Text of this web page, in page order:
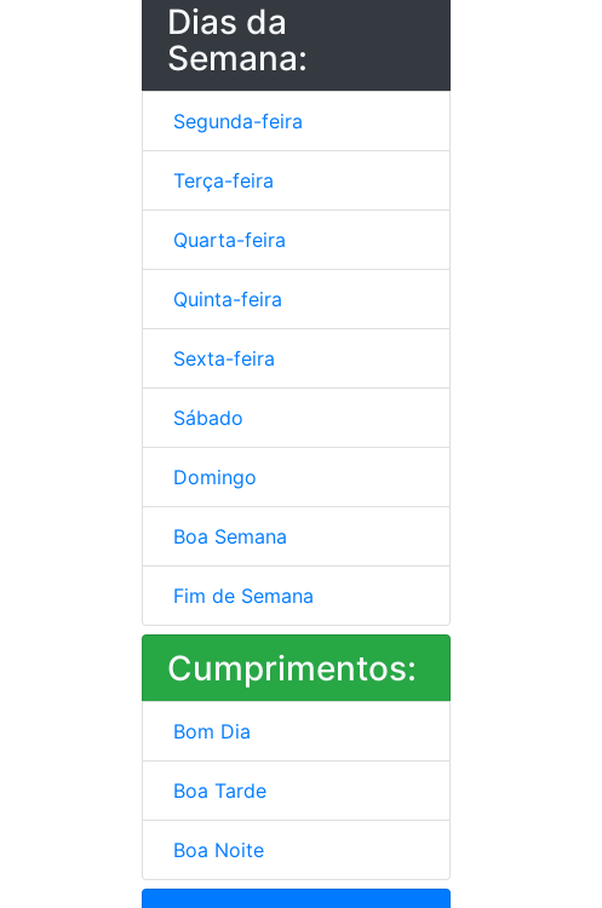
Dias da
Semana:
Segunda-feira
Terça-feira
Quarta-feira
Quinta-feira
Sexta-feira
Sábado
Domingo
Boa Semana
Fim de Semana
Cumprimentos:
Bom Dia
Boa Tarde
Boa Noite